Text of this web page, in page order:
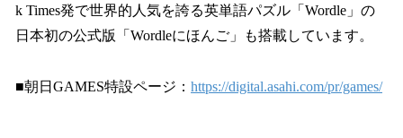
k Times発で世界的人気を誇る英単語パズル「Wordle」の
日本初の公式版「Wordleにほんご」も搭載しています。
■朝日GAMES特設ページ： https://digital.asahi.com/pr/games/